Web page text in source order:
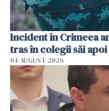
Incident în Crimeea
tras în colegii săi
04 AUGUST 2026